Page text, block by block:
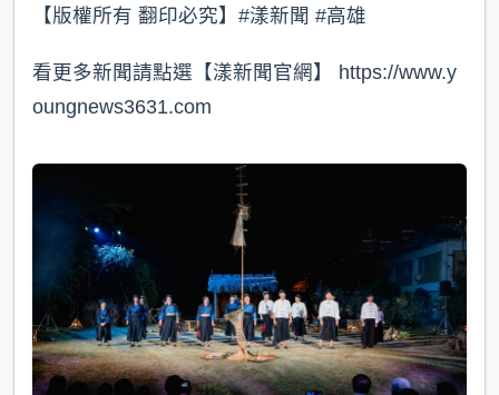
【版權所有 翻印必究】#漾新聞 #高雄
看更多新聞請點選【漾新聞官網】 https://www.y
oungnews3631.com⁠